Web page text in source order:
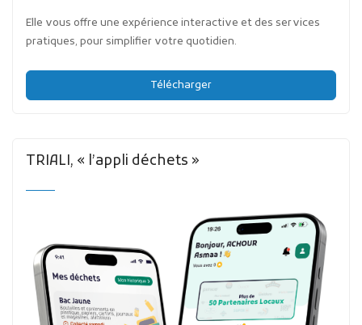
Elle vous offre une expérience interactive et des services
pratiques, pour simplifier votre quotidien.
Télécharger
TRIALI, « l’appli déchets »